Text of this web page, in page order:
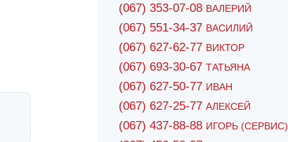
(067) 353-07-08 ВАЛЕРИЙ
(067) 551-34-37 ВАСИЛИЙ
(067) 627-62-77 ВИКТОР
(067) 693-30-67 ТАТЬЯНА
(067) 627-50-77 ИВАН
(067) 627-25-77 АЛЕКСЕЙ
(067) 437-88-88 ИГОРЬ (СЕРВИС)